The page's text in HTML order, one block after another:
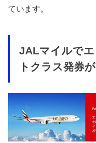
ています。
JALマイルで
トクラス発券